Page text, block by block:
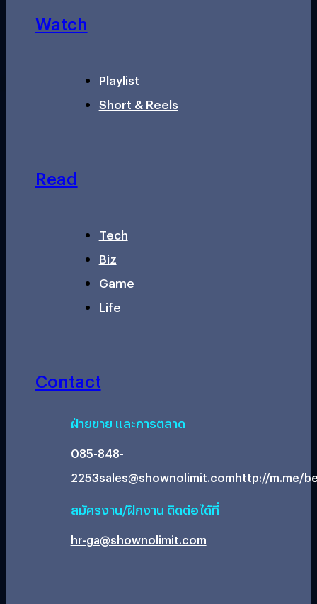
Watch
Playlist
Short & Reels
Read
Tech
Biz
Game
Life
Contact
ฝ่ายขาย และการตลาด
085-848-
2253sales@shownolimit.comhttp://m.me/
สมัครงาน/ฝึกงาน ติดต่อได้ที่
hr-ga@shownolimit.com